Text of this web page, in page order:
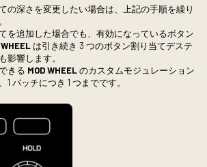
の深さを変更したい場合は、上記の手順を繰り
を追加した場合でも、有効になっているボタン
WHEEL は引き続き 3 つのボタン割り当てデステ
影響します。
きる MOD WHEELのカスタムモジュレーション
1 パッチにつき 1 つまでです。